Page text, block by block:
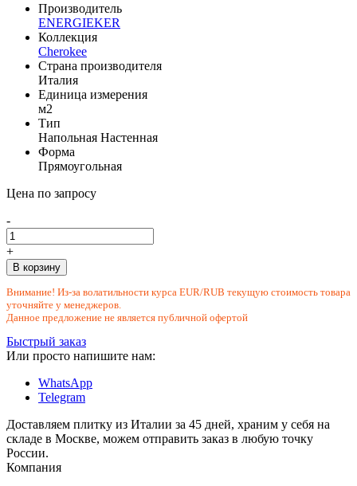
Производитель
ENERGIEKER
Коллекция
Cherokee
Страна производителя
Италия
Единица измерения
м2
Тип
Напольная Настенная
Форма
Прямоугольная
Цена по запросу
-
+
В корзину
Внимание! Из-за волатильности курса EUR/RUB текущую стоимость товара
уточняйте у менеджеров.
Данное предложение не является публичной офертой
Быстрый заказ
Или просто напишите нам:
WhatsApp
Telegram
Доставляем плитку из Италии за 45 дней, храним у себя на
складе в Москве, можем отправить заказ в любую точку
России.
Компания